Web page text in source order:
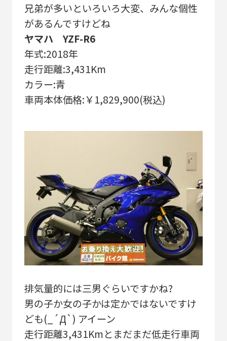
兄弟が多いといろいろ大変、みんな個性
があるんですけどね
ヤマハ YZF-R6
年式:2018年
走行距離:3,431Km
カラー:青
車両本体価格:￥1,829,900(税込)
排気量的には三男ぐらいですかね?
男の子か女の子かは定かではないですけ
ども(_´Д`) アイーン
走行距離3,431Kmとまだまだ低走行車両